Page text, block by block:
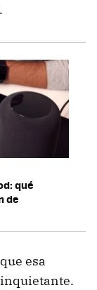
.
qué
de
esa
inquietante.